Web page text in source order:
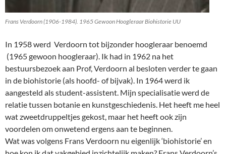
Frans Verdoorn (1906-1984). 1965 Gewoon Hoogleraar Biohistorie UU
In 1958 werd Verdoorn tot bijzonder hoogleraar benoemd
(1965 gewoon hoogleraar). Ik had in 1962 na het
bestuursbezoek aan Prof, Verdoorn al besloten verder te gaan
in de biohistorie (als hoofd- of bijvak). In 1964 werd ik
aangesteld als student-assistent. Mijn specialisatie werd de
relatie tussen botanie en kunstgeschiedenis. Het heeft me heel
wat zweetdruppeltjes gekost, maar het heeft ook zijn
voordelen om onwetend ergens aan te beginnen.
Wat was volgens Frans Verdoorn nu eigenlijk ‘biohistorie’ en